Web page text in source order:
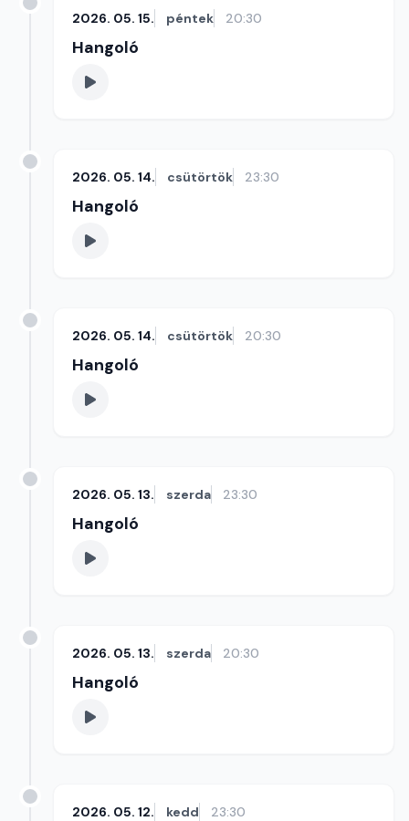
2026. 05. 15. péntek 20:30
Hangoló
2026. 05. 14. csütörtök 23:30
Hangoló
2026. 05. 14. csütörtök 20:30
Hangoló
2026. 05. 13. szerda 23:30
Hangoló
2026. 05. 13. szerda 20:30
Hangoló
2026. 05. 12. kedd 23:30